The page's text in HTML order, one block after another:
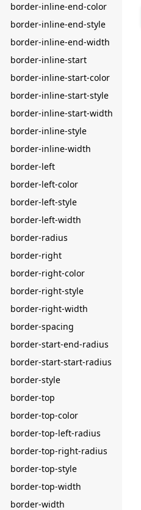
border-inline-end-color
border-inline-end-style
border-inline-end-width
border-inline-start
border-inline-start-color
border-inline-start-style
border-inline-start-width
border-inline-style
border-inline-width
border-left
border-left-color
border-left-style
border-left-width
border-radius
border-right
border-right-color
border-right-style
border-right-width
border-spacing
border-start-end-radius
border-start-start-radius
border-style
border-top
border-top-color
border-top-left-radius
border-top-right-radius
border-top-style
border-top-width
border-width